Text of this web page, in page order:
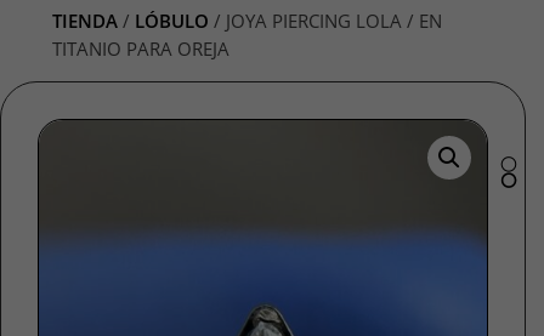
TIENDA / LÓBULO / JOYA PIERCING LOLA / EN
TITANIO PARA OREJA